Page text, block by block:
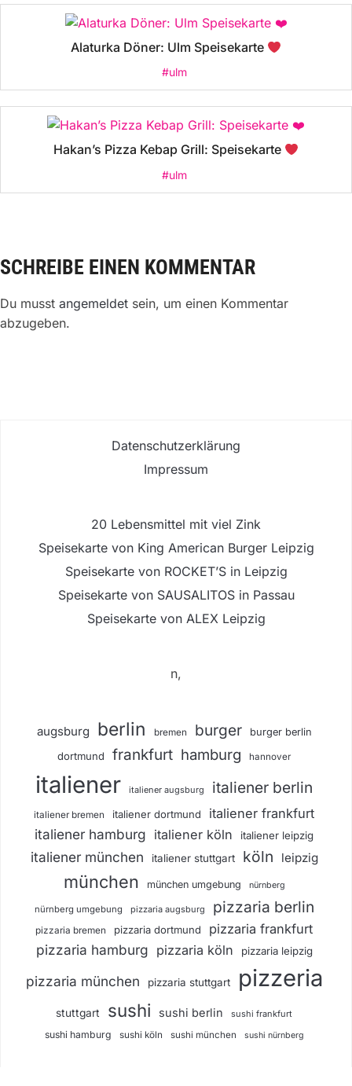
Alaturka Döner: Ulm Speisekarte
#ulm
Hakan’s Pizza Kebap Grill: Speisekarte
#ulm
SCHREIBE EINEN KOMMENTAR
Du musst angemeldet sein, um einen Kommentar
abzugeben.
Datenschutzerklärung
Impressum
20 Lebensmittel mit viel Zink
Speisekarte von King American Burger Leipzig
Speisekarte von ROCKET’S in Leipzig
Speisekarte von SAUSALITOS in Passau
Speisekarte von ALEX Leipzig
n,
augsburg berlin bremen burger burger berlin
dortmund frankfurt hamburg hannover
italiener italiener augsburg italiener berlin
italiener bremen italiener dortmund italiener frankfurt
italiener hamburg italiener köln italiener leipzig
italiener münchen italiener stuttgart köln leipzig
münchen münchen umgebung nürnberg
nürnberg umgebung pizzaria augsburg pizzaria berlin
pizzaria bremen pizzaria dortmund pizzaria frankfurt
pizzaria hamburg pizzaria köln pizzaria leipzig
pizzaria münchen pizzaria stuttgart pizzeria
stuttgart sushi sushi berlin sushi frankfurt
sushi hamburg sushi köln sushi münchen sushi nürnberg